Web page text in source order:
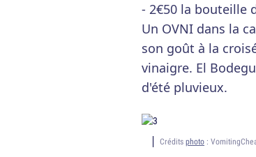
- 2€50 la bouteille
Un OVNI dans la
son goût à la
vinaigre. El
d'été pluvieux.
Crédits photo :